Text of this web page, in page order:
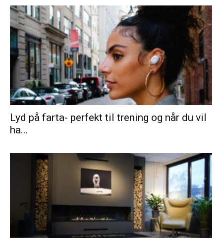
Lyd på farta- perfekt til trening og når du vil
ha...